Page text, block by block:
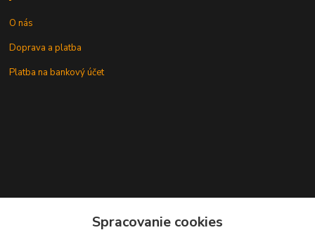
O nás
Doprava a platba
Platba na bankový účet
Spracovanie cookies